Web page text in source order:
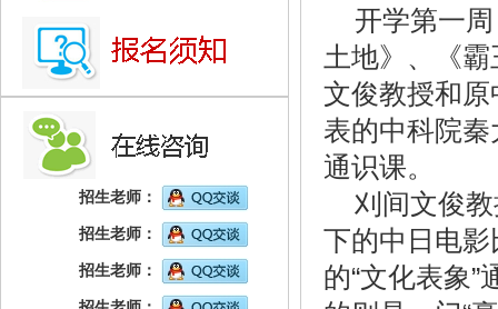
招生老师：
招生老师：
招生老师：
开学第一
土地》、《
文俊教授和
表的中科院
通识课。
刈间文俊
下的中日电影
的“文化表象